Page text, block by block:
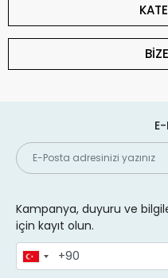
Kampanya, duyuru ve
için kayıt olun.